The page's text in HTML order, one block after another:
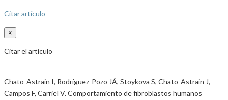
Citar artículo
×
Citar el artículo
Chato-Astrain I, Rodríguez-Pozo JÁ, Stoykova S, Chato-Astrain J,
Campos F, Carriel V. Comportamiento de fibroblastos humanos